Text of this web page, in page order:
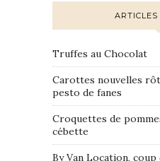
ARTICLES
Truffes au Chocolat
Carottes nouvelles
pesto de fanes
Croquettes de
cébette
By Van Location,